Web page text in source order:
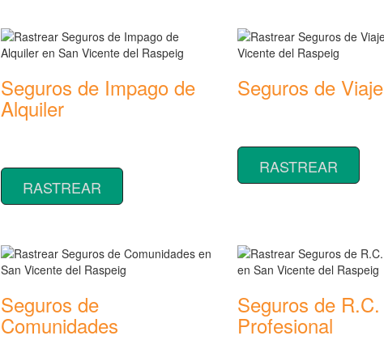
Seguros de Impago de
Alquiler
RASTREAR
Seguros de Viaje
RASTREAR
Seguros de
Comunidades
Seguros de R.C.
Profesional